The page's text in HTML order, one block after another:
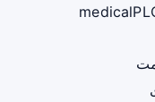
medical